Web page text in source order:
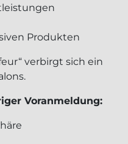
Produkten
verbirgt sich ein
Voranmeldung: